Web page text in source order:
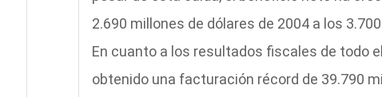
2.690 millones de dólares de 2004 a los
En cuanto a los resultados fiscales de todo
obtenido una facturación récord de 39.790